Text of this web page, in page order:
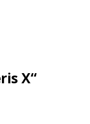
X“